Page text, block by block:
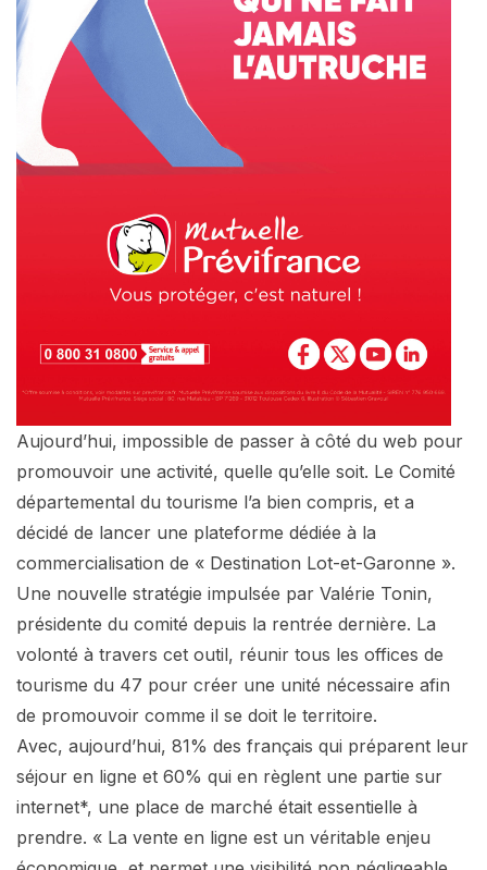
Aujourd’hui, impossible de passer à côté du web pour
promouvoir une activité, quelle qu’elle soit. Le Comité
départemental du tourisme l’a bien compris, et a
décidé de lancer une plateforme dédiée à la
commercialisation de « Destination Lot-et-Garonne ».
Une nouvelle stratégie impulsée par Valérie Tonin,
présidente du comité depuis la rentrée dernière. La
volonté à travers cet outil, réunir tous les offices de
tourisme du 47 pour créer une unité nécessaire afin
de promouvoir comme il se doit le territoire.
Avec, aujourd’hui, 81% des français qui préparent leur
séjour en ligne et 60% qui en règlent une partie sur
internet*, une place de marché était essentielle à
prendre. « La vente en ligne est un véritable enjeu